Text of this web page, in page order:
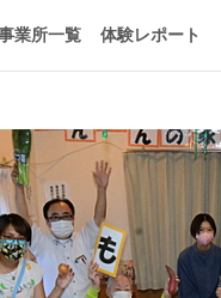
業所一覧 体験レポート